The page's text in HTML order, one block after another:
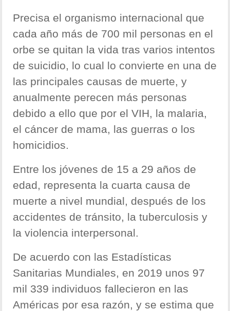
Precisa el organismo internacional que
cada año más de 700 mil personas en el
orbe se quitan la vida tras varios intentos
de suicidio, lo cual lo convierte en una de
las principales causas de muerte, y
anualmente perecen más personas
debido a ello que por el VIH, la malaria,
el cáncer de mama, las guerras o los
homicidios.
Entre los jóvenes de 15 a 29 años de
edad, representa la cuarta causa de
muerte a nivel mundial, después de los
accidentes de tránsito, la tuberculosis y
la violencia interpersonal.
De acuerdo con las Estadísticas
Sanitarias Mundiales, en 2019 unos 97
mil 339 individuos fallecieron en las
Américas por esa razón, y se estima que